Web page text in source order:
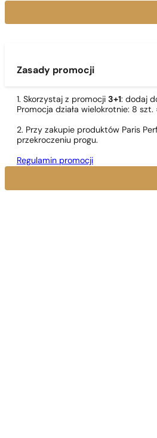
Zasady promocji
1. Skorzystaj z promocji 3+1: dodaj
Promocja działa wielokrotnie: 8
2. Przy zakupie produktów Paris
przekroczeniu progu.
Regulamin promocji